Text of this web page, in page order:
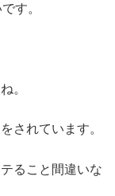
す。
。
されています。
ること間違いな